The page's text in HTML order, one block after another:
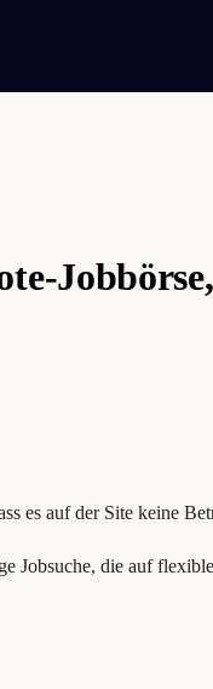
es auf der Site keine
Jobsuche, die auf